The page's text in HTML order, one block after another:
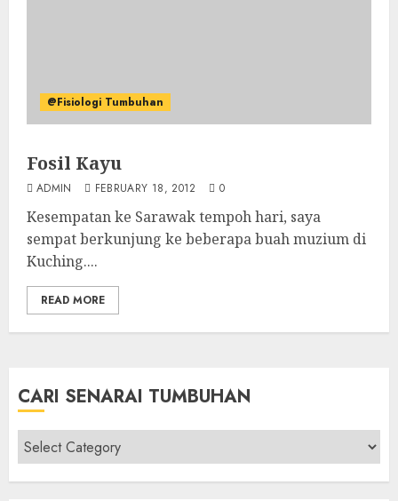
@Fisiologi Tumbuhan
Fosil Kayu
ADMIN FEBRUARY 18, 2012 0
Kesempatan ke Sarawak tempoh hari, saya
sempat berkunjung ke beberapa buah muzium di
Kuching....
READ MORE
CARI SENARAI TUMBUHAN
Cari
Senarai
Tumbuhan